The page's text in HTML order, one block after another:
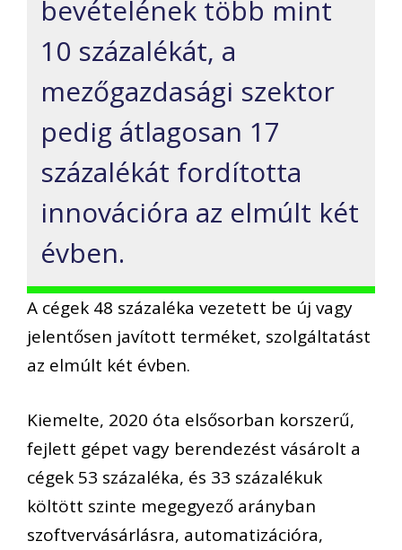
bevételének több mint
10 százalékát, a
mezőgazdasági szektor
pedig átlagosan 17
százalékát fordította
innovációra az elmúlt két
évben.
A cégek 48 százaléka vezetett be új vagy
jelentősen javított terméket, szolgáltatást
az elmúlt két évben.
Kiemelte, 2020 óta elsősorban korszerű,
fejlett gépet vagy berendezést vásárolt a
cégek 53 százaléka, és 33 százalékuk
költött szinte megegyező arányban
szoftvervásárlásra, automatizációra,